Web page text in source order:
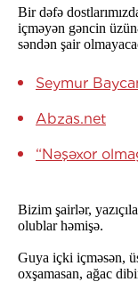
Bir dəfə
içməyən gəncin
səndən şair
Seymur
Abzas.net
“Nəşəxor
Bizim şairlər,
olublar həmişə.
Guya içki içməsən,
oxşamasan, ağac